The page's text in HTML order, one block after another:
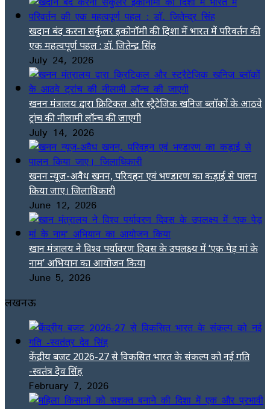
खदान बंद करना सर्कुलर इकोनॉमी की दिशा में भारत में परिवर्तन की
एक महत्वपूर्ण पहल : डॉ. जितेन्द्र सिंह
July 24, 2026
खनन मंत्रालय द्वारा क्रिटिकल और स्ट्रैटेजिक खनिज ब्लॉकों के आठवे
ट्रांच की नीलामी लॉन्च की जाएगी
July 14, 2026
खनन न्यूज-अवैध खनन, परिवहन एवं भण्डारण का कड़ाई से पालन
किया जाए। जिलाधिकारी
June 12, 2026
खान मंत्रालय ने विश्व पर्यावरण दिवस के उपलक्ष्य में ‘एक पेड़ मां के
नाम’ अभियान का आयोजन किया
June 5, 2026
लखनऊ
केंद्रीय बजट 2026-27 से विकसित भारत के संकल्प को नई गति
-स्वतंत्र देव सिंह
February 7, 2026